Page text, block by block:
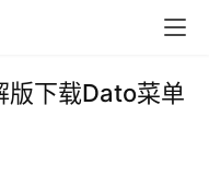
下载Dato菜单